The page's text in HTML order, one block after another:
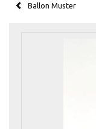
Ballon Muster